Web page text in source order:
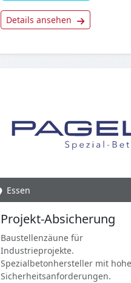
Details ansehen
Essen
Projekt-Absicherung
Baustellenzäune für
Industrieprojekte.
Spezialbetonhersteller mit
Sicherheitsanforderungen.